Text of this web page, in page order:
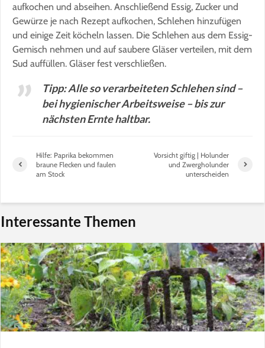
aufkochen und abseihen. Anschließend Essig, Zucker und
Gewürze je nach Rezept aufkochen, Schlehen hinzufügen
und einige Zeit köcheln lassen. Die Schlehen aus dem Essig-
Gemisch nehmen und auf saubere Gläser verteilen, mit dem
Sud auffüllen. Gläser fest verschließen.
Tipp: Alle so verarbeiteten Schlehen sind –
bei hygienischer Arbeitsweise – bis zur
nächsten Ernte haltbar.
Hilfe: Paprika bekommen
braune Flecken und faulen
am Stock
Vorsicht giftig | Holunder
und Zwergholunder
unterscheiden
Interessante Themen